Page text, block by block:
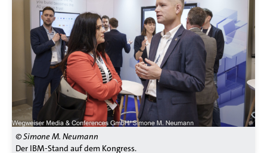
© Simone M. Neumann
Der IBM-Stand auf dem Kongress.